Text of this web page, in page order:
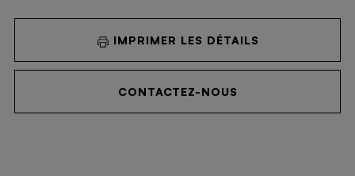
IMPRIMER LES DÉTAILS
CONTACTEZ-NOUS